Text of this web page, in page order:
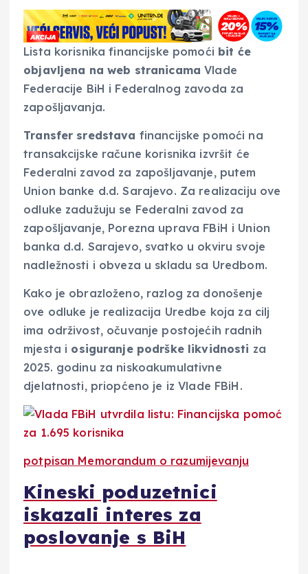
Lista korisnika financijske pomoći bit će
objavljena na web stranicama Vlade
Federacije BiH i Federalnog zavoda za
zapošljavanja.
Transfer sredstava financijske pomoći na
transakcijske račune korisnika izvršit će
Federalni zavod za zapošljavanje, putem
Union banke d.d. Sarajevo. Za realizaciju ove
odluke zadužuju se Federalni zavod za
zapošljavanje, Porezna uprava FBiH i Union
banka d.d. Sarajevo, svatko u okviru svoje
nadležnosti i obveza u skladu sa Uredbom.
Kako je obrazloženo, razlog za donošenje
ove odluke je realizacija Uredbe koja za cilj
ima održivost, očuvanje postojećih radnih
mjesta i osiguranje podrške likvidnosti za
2025. godinu za niskoakumulativne
djelatnosti, priopćeno je iz Vlade FBiH.
potpisan Memorandum o razumijevanju
Kineski poduzetnici
iskazali interes za
poslovanje s BiH